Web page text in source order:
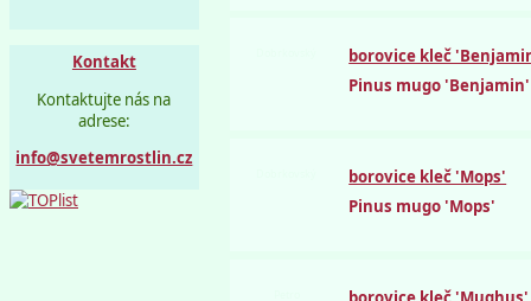
Kontakt
Kontaktujte nás na
adrese:
info@svetemrostlin.cz
borovice kleč
Pinus mugo 'Benjamin'
borovice kleč 'Mops'
Pinus mugo 'Mops'